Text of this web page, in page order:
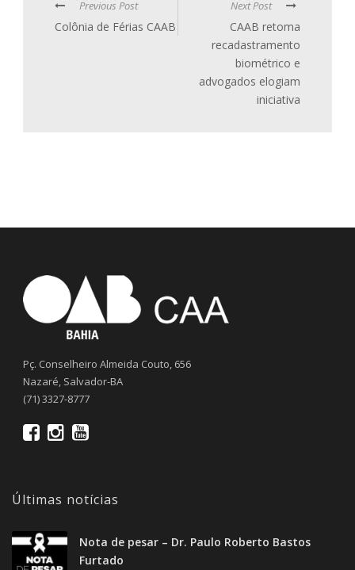
Previous Post
Colônia de Férias CAAB
Next Post
CAAB retoma
recadastramento
biométrico e
advogados elogiam
iniciativa
Pç. Conselheiro Almeida Couto, 656
Nazaré, Salvador-BA
(71) 3327-8777
Últimas notícias
Nota de pesar – Dr. Paulo Roberto Bastos
Furtado